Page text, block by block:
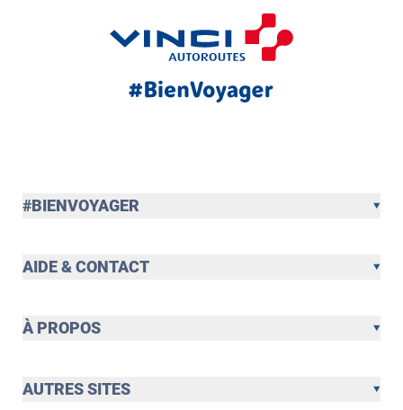
#BIENVOYAGER
AIDE & CONTACT
À PROPOS
AUTRES SITES